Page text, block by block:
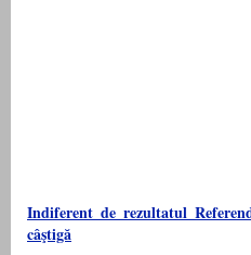
Indiferent de rezultatul
câştigă